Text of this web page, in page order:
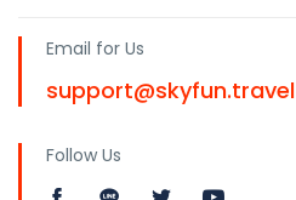
Email for Us
support@skyfun.travel
Follow Us